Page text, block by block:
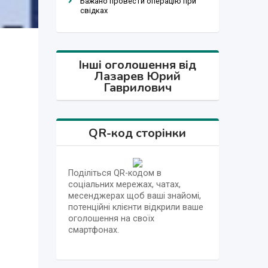
свідках
Інші оголошення від
Лазарев Юрий
Гаврилович
QR-код сторінки
Поділіться QR-кодом в
соціальних мережах, чатах,
месенджерах щоб ваші знайомі,
потенційні клієнти відкрили ваше
оголошення на своїх
смартфонах.